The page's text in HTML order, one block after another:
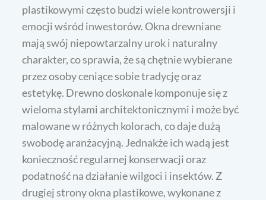
plastikowymi często budzi wiele kontrowersji i
emocji wśród inwestorów. Okna drewniane
mają swój niepowtarzalny urok i naturalny
charakter, co sprawia, że są chętnie wybierane
przez osoby ceniące sobie tradycję oraz
estetykę. Drewno doskonale komponuje się z
wieloma stylami architektonicznymi i może być
malowane w różnych kolorach, co daje dużą
swobodę aranżacyjną. Jednakże ich wadą jest
konieczność regularnej konserwacji oraz
podatność na działanie wilgoci i insektów. Z
drugiej strony okna plastikowe, wykonane z